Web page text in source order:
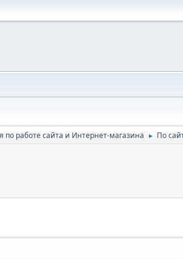
работе сайта и Интернет-магазина ► По